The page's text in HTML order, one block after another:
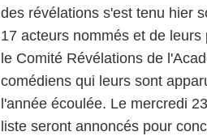
des révélations s'est tenu hier
17 acteurs nommés et de
le Comité Révélations de
comédiens qui leurs sont
l'année écoulée. Le mercredi
liste seront annoncés pour